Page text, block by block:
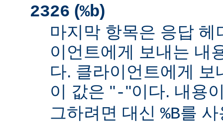
2326 (%b)
마지막 항목은 응답
이언트에게 보내는 내
다. 클라이언트에게
이 값은 "-"이다. 내용
그하려면 대신 %B를